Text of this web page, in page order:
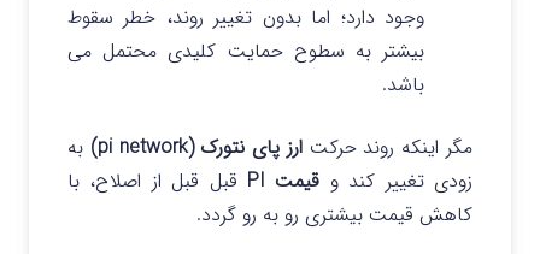
وجود دارد؛ اما بدون تغییر روند، خطر سقوط
بیشتر به سطوح حمایت کلیدی محتمل می
باشد.
مگر اینکه روند حرکت ارز پای نتورک (pi network)
به
زودی تغییر کند و قیمت PI
قبل قبل از اصلاح، با
کاهش قیمت بیشتری رو به رو گردد.